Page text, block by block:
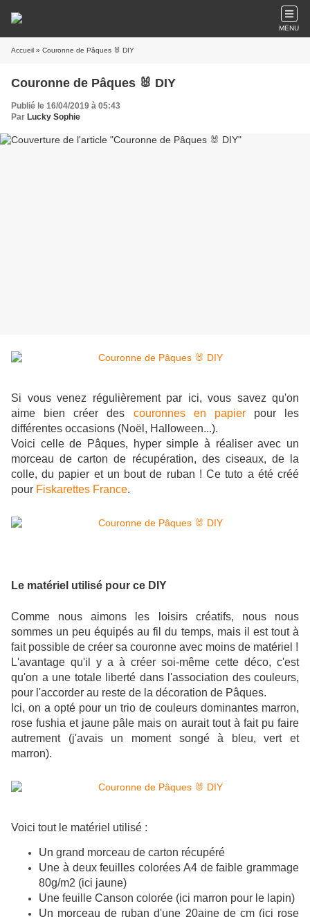
MENU
Accueil » Couronne de Pâques 🐰 DIY
Couronne de Pâques 🐰 DIY
Publié le 16/04/2019 à 05:43
Par Lucky Sophie
Si vous venez régulièrement par ici, vous savez qu'on
aime bien créer des couronnes en papierpour les
différentes occasions (Noël, Halloween...).
Voici celle de Pâques, hyper simple à réaliser avec un
morceau de carton de récupération, des ciseaux, de la
colle, du papier et un bout de ruban ! Ce tuto a été créé
pour Fiskarettes France.
Le matériel utilisé pour ce DIY
Comme nous aimons les loisirs créatifs, nous nous
sommes un peu équipés au fil du temps, mais il est tout à
fait possible de créer sa couronne avec moins de matériel !
L'avantage qu'il y a à créer soi-même cette déco, c'est
qu'on a une totale liberté dans l'association des couleurs,
pour l'accorder au reste de la décoration de Pâques.
Ici, on a opté pour un trio de couleurs dominantes marron,
rose fushia et jaune pâle mais on aurait tout à fait pu faire
autrement (j'avais un moment songé à bleu, vert et
marron).
Voici tout le matériel utilisé :
Un grand morceau de carton récupéré
Une à deux feuilles colorées A4 de faible grammage
80g/m2 (ici jaune)
Une feuille Canson colorée (ici marron pour le lapin)
Un morceau de ruban d'une 20aine de cm (ici rose